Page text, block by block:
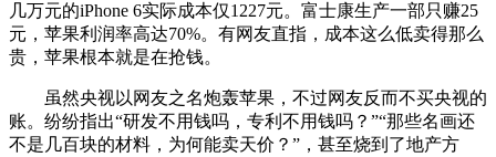
几万元的iPhone 6实际成本仅1227元。富士康生产一部只赚25
元，苹果利润率高达70%。有网友直指，成本这么低卖得那么
贵，苹果根本就是在抢钱。
虽然央视以网友之名炮轰苹果，不过网友反而不买央视的
账。纷纷指出“研发不用钱吗，专利不用钱吗？”“那些名画还
不是几百块的材料，为何能卖天价？”，甚至烧到了地产方